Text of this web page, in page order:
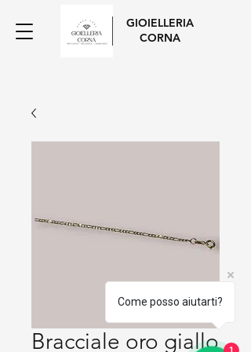
GIOIELLERIA
CORNA
Bracciale oro giallo
Come posso aiutarti?